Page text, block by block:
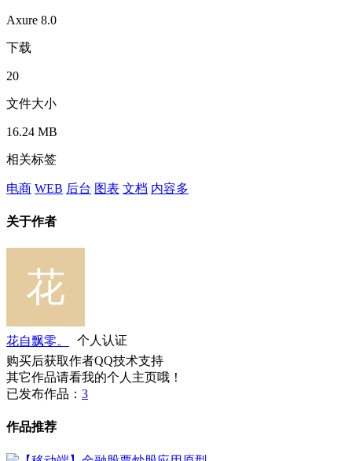
Axure 8.0
下载
20
文件大小
16.24 MB
相关标签
电商 WEB 后台 图表 文档 内容多
关于作者
花自飘零。
个人认证
购买后获取作者QQ技术支持
其它作品请看我的个人主页哦！
已发布作品： 3
作品推荐